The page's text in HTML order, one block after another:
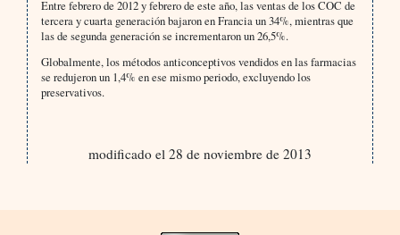
Entre febrero de 2012 y febrero de este año, las ventas de los COC de
tercera y cuarta generación bajaron en Francia un 34%, mientras que
las de segunda generación se incrementaron un 26,5%.
Globalmente, los métodos anticonceptivos vendidos en las farmacias
se redujeron un 1,4% en ese mismo periodo, excluyendo los
preservativos.
modificado el 28 de noviembre de 2013